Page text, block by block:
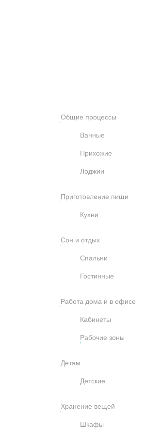
Общие процессы
Ванные
Прихожие
Лоджии
Приготовление пищи
Кухни
Сон и отдых
Спальни
Гостинные
Работа дома и в офисе
Кабинеты
Рабочие зоны
Детям
Детские
Хранение вещей
Шкафы